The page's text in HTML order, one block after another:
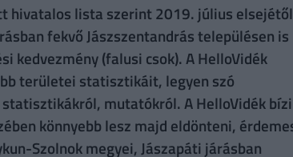
hivatalos lista szerint 2019. július
fekvő Jászszentandrás településen is
kedvezmény (falusi csok). A HelloVidék
területei statisztikáit, legyen szó
mutatókról. A HelloVidék
könnyebb lesz majd eldönteni,
Szolnok megyei, Jászapáti járásban